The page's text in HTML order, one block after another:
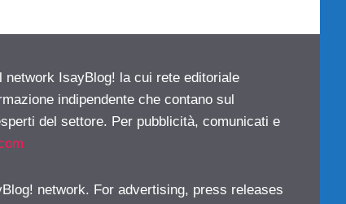
network IsayBlog! la cui rete editoriale
indipendente che contano sul
del settore. Per pubblicità, comunicati e
network. For advertising, press releases